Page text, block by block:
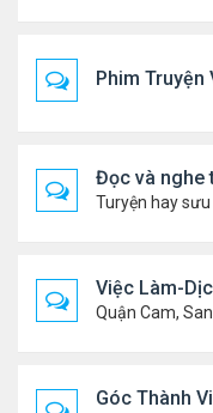
Phim Truyện
Đọc và nghe
Việc Làm-
Góc Thành